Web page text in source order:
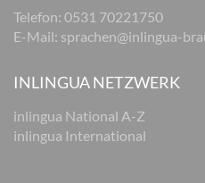
Telefon: 0531 70221750
E-Mail: sprachen@inlingua-
INLINGUA NETZWERK
inlingua National A-Z
inlingua International